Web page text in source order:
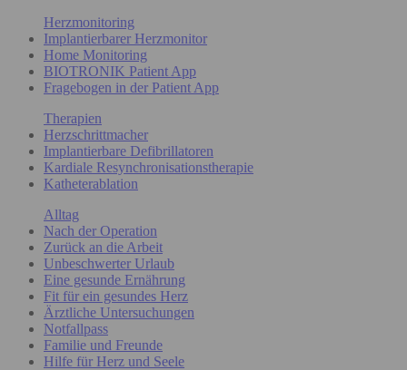
Herzmonitoring
Implantierbarer Herzmonitor
Home Monitoring
BIOTRONIK Patient App
Fragebogen in der Patient App
Therapien
Herzschrittmacher
Implantierbare Defibrillatoren
Kardiale Resynchronisationstherapie
Katheterablation
Alltag
Nach der Operation
Zurück an die Arbeit
Unbeschwerter Urlaub
Eine gesunde Ernährung
Fit für ein gesundes Herz
Ärztliche Untersuchungen
Notfallpass
Familie und Freunde
Hilfe für Herz und Seele